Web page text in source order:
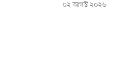
০২ আগস্ট ২০২৬